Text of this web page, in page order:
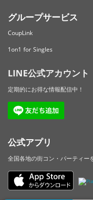
グループサービス
CoupLink
1on1 for Singles
LINE公式アカウント
定期的にお得な情報配信中！
公式アプリ
全国各地の街コン・パーティー